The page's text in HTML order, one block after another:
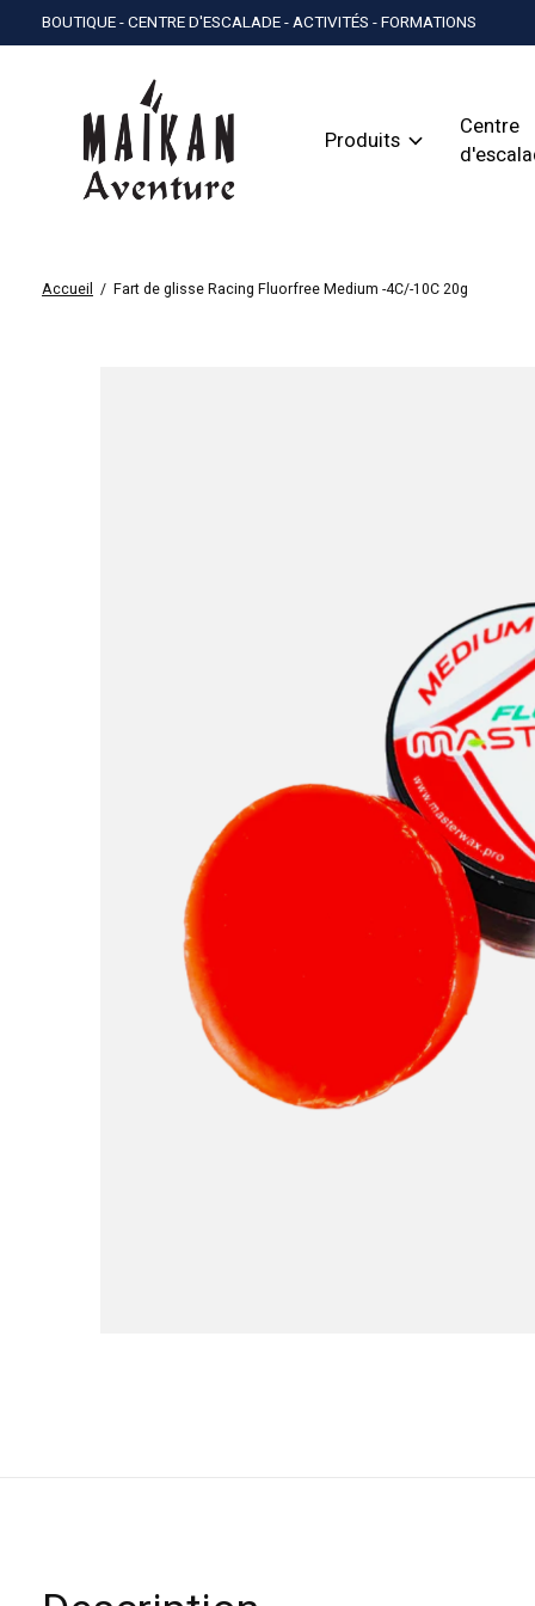
BOUTIQUE - CENTRE D'ESCALADE - ACTIVITÉS - FORMATIONS
Produits
Centre
Accueil / Fart de glisse Racing Fluorfree Medium -4C/-10C 20g